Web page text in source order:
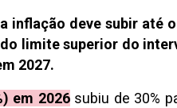
inflação deve subir até
limite superior do
2027.
em 2026subiu de 30%